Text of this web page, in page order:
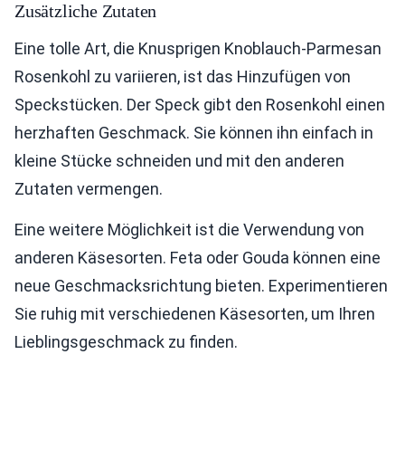
Zusätzliche Zutaten
Eine tolle Art, die Knusprigen Knoblauch-Parmesan
Rosenkohl zu variieren, ist das Hinzufügen von
Speckstücken. Der Speck gibt den Rosenkohl einen
herzhaften Geschmack. Sie können ihn einfach in
kleine Stücke schneiden und mit den anderen
Zutaten vermengen.
Eine weitere Möglichkeit ist die Verwendung von
anderen Käsesorten. Feta oder Gouda können eine
neue Geschmacksrichtung bieten. Experimentieren
Sie ruhig mit verschiedenen Käsesorten, um Ihren
Lieblingsgeschmack zu finden.